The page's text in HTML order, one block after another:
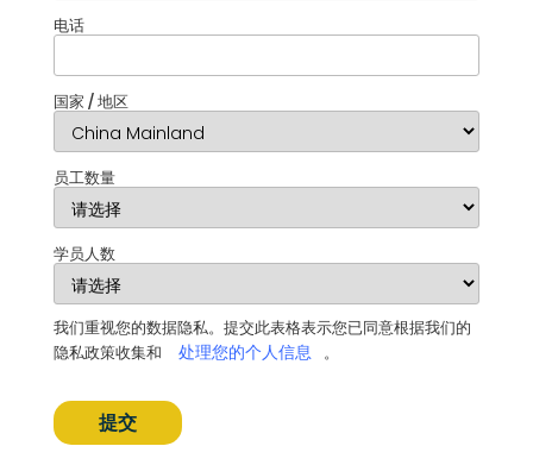
电话
国家 / 地区
员工数量
学员人数
我们重视您的数据隐私。提交此表格表示您已同意根据我们的
隐私政策收集和
处理您的个人信息 。
提交